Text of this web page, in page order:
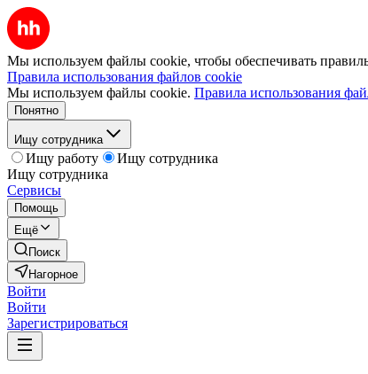
Мы используем файлы cookie, чтобы обеспечивать
Правила использования файлов cookie
Мы используем файлы cookie. Правила использования
Понятно
Ищу сотрудника
Ищу работу
Ищу сотрудника
Ищу сотрудника
Сервисы
Помощь
Ещё
Поиск
Нагорное
Войти
Войти
Зарегистрироваться